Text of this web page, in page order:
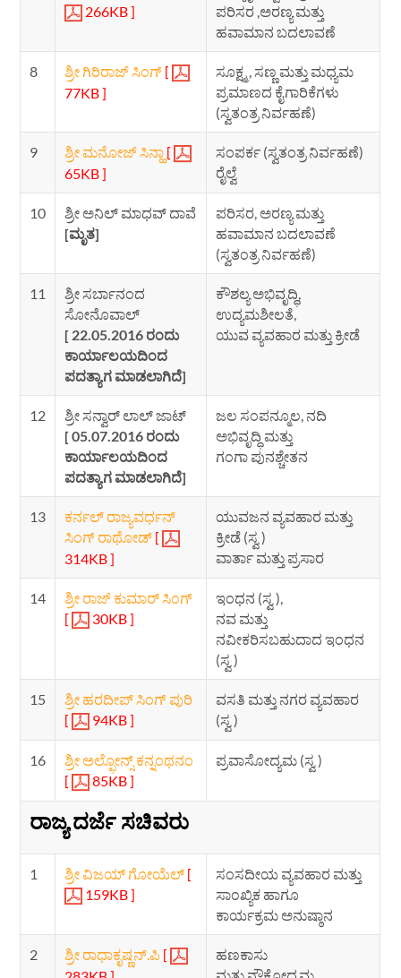
266KB ]
ಪರಿಸರ ,ಅರಣ್ಯ ಮತ್ತು
ಹವಾಮಾನ ಬದಲಾವಣೆ
8 ಶ್ರೀ ಗಿರಿರಾಜ್ ಸಿಂಗ್ [
77KB ]
ಸೂಕ್ಷ್ಮ , ಸಣ್ಣ ಮತ್ತು ಮಧ್ಯಮ
ಪ್ರಮಾಣದ ಕೈಗಾರಿಕೆಗಳು
(ಸ್ವತಂತ್ರ ನಿರ್ವಹಣೆ)
9 ಶ್ರೀ ಮನೋಜ್ ಸಿನ್ಹಾ [
65KB ]
ಸಂಪರ್ಕ (ಸ್ವತಂತ್ರ ನಿರ್ವಹಣೆ)
ರೈಲ್ವೆ
10
ಶ್ರೀ ಅನಿಲ್ ಮಾಧವ್ ದಾವೆ
[ಮೃತ]
ಪರಿಸರ, ಅರಣ್ಯ ಮತ್ತು
ಹವಾಮಾನ ಬದಲಾವಣೆ
(ಸ್ವತಂತ್ರ ನಿರ್ವಹಣೆ)
11
ಶ್ರೀ ಸರ್ಬಾನಂದ
ಸೋನೊವಾಲ್
[ 22.05.2016 ರಂದು
ಕಾರ್ಯಾಲಯದಿಂದ
ಪದತ್ಯಾಗ ಮಾಡಲಾಗಿದೆ]
ಕೌಶಲ್ಯ ಅಭಿವೃದ್ಧಿ,
ಉದ್ಯಮಶೀಲತೆ,
ಯುವ ವ್ಯವಹಾರ ಮತ್ತು ಕ್ರೀಡೆ
12
ಶ್ರೀ ಸನ್ವಾರ್ ಲಾಲ್ ಜಾಟ್
[ 05.07.2016 ರಂದು
ಕಾರ್ಯಾಲಯದಿಂದ
ಪದತ್ಯಾಗ ಮಾಡಲಾಗಿದೆ]
ಜಲ ಸಂಪನ್ಮೂಲ, ನದಿ
ಅಭಿವೃದ್ಧಿ ಮತ್ತು
ಗಂಗಾ ಪುನಶ್ಚೇತನ
13
ಕರ್ನಲ್ ರಾಜ್ಯವರ್ಧನ್
ಸಿಂಗ್ ರಾಥೋಡ್ [
314KB ]
ಯುವಜನ ವ್ಯವಹಾರ ಮತ್ತು
ಕ್ರೀಡೆ (ಸ್ವ )
ವಾರ್ತಾ ಮತ್ತು ಪ್ರಸಾರ
14
ಶ್ರೀ ರಾಜ್ ಕುಮಾರ್ ಸಿಂಗ್
[
30KB ]
ಇಂಧನ (ಸ್ವ ),
ನವ ಮತ್ತು
ನವೀಕರಿಸಬಹುದಾದ ಇಂಧನ
(ಸ್ವ )
15
ಶ್ರೀ ಹರದೀಪ್ ಸಿಂಗ್ ಪುರಿ
[
94KB ]
ವಸತಿ ಮತ್ತು ನಗರ ವ್ಯವಹಾರ
(ಸ್ವ )
16
ಶ್ರೀ ಅಲ್ಫೋನ್ಸ್ ಕನ್ನಂಥನಂ
[
85KB ]
ಪ್ರವಾಸೋದ್ಯಮ (ಸ್ವ )
ರಾಜ್ಯ ದರ್ಜೆ ಸಚಿವರು
1 ಶ್ರೀ ವಿಜಯ್ ಗೋಯೆಲ್ [
159KB ]
ಸಂಸದೀಯ ವ್ಯವಹಾರ ಮತ್ತು
ಸಾಂಖ್ಯಿಕ ಹಾಗೂ
ಕಾರ್ಯಕ್ರಮ ಅನುಷ್ಠಾನ
2 ಶ್ರೀ ರಾಧಾಕೃಷ್ಣನ್.ಪಿ [
ಹಣಕಾಸು
ಮತ್ತು ನೌಕೋದ್ಯಮ